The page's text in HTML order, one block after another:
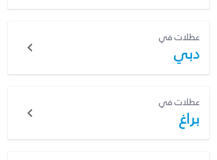
عطلات في
دبي
عطلات في
براغ